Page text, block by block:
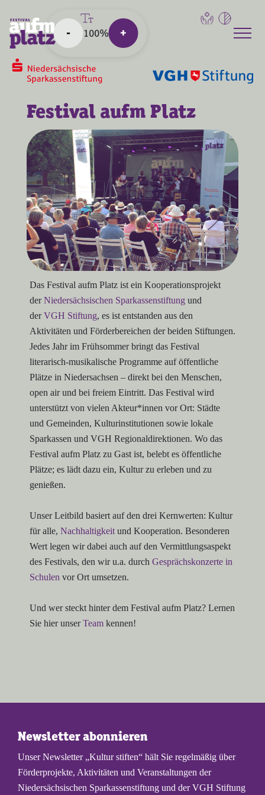
- 100% +
Festival aufm Platz
Das Festival aufm Platz ist ein Kooperationsprojekt
derNiedersächsischen Sparkassenstiftung und
derVGH Stiftung, es ist entstanden aus den
Aktivitäten und Förderbereichen der beiden Stiftungen.
Jedes Jahr im Frühsommer bringt das Festival
literarisch-musikalische Programme auf öffentliche
Plätze in Niedersachsen – direkt bei den Menschen,
open air und bei freiem Eintritt. Das Festival wird
unterstützt von vielen Akteur*innen vor Ort: Städte
und Gemeinden, Kulturinstitutionen sowie lokale
Sparkassen und VGH Regionaldirektionen. Wo das
Festival aufm Platz zu Gast ist, belebt es öffentliche
Plätze; es lädt dazu ein, Kultur zu erleben und zu
genießen.
Unser Leitbild basiert auf den drei Kernwerten: Kultur
für alle, Nachhaltigkeit und Kooperation. Besonderen
Wert legen wir dabei auch auf den Vermittlungsaspekt
des Festivals, den wir u.a. durch Gesprächskonzerte in
Schulen vor Ort umsetzen.
Und wer steckt hinter dem Festival aufm Platz? Lernen
Sie hier unserTeam kennen!
Newsletter abonnieren
Unser Newsletter „Kultur stiften“ hält Sie regelmäßig über
Förderprojekte, Aktivitäten und Veranstaltungen der
Niedersächsischen Sparkassenstiftung und der VGH Stiftung